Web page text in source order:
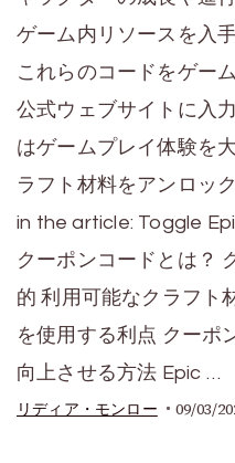
ゲーム内リソースを入
これらのコードをゲー
公式ウェブサイトに入
はゲームプレイ体験を
ラフト材料をアンロッ
in the article: Toggle
クーポンコードとは？
的 利用可能なクラフト
を使用する利点 クーポ
向上させる方法 Epic …
リディア・モンロー 09/03/